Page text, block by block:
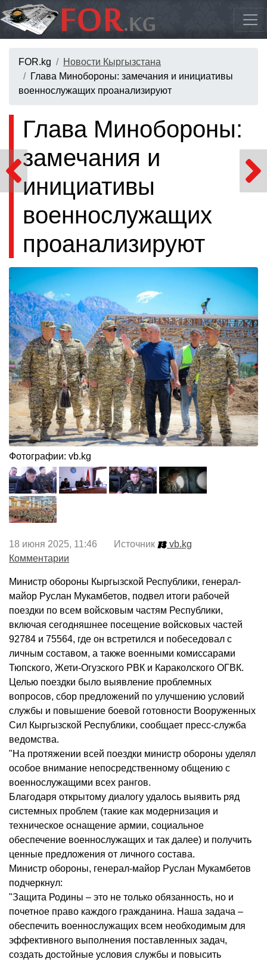
FOR.kg
Новости Кыргызстана
Глава Минобороны: замечания и инициативы
военнослужащих проанализируют
Глава Минобороны:
замечания и
инициативы
военнослужащих
проанализируют
Фотографии: vb.kg
18 июня 2025, 11:46 Источник
vb.kg
Комментарии
Министр обороны Кыргызской Республики, генерал-
майор Руслан Мукамбетов, подвел итоги рабочей
поездки по всем войсковым частям Республики,
включая сегодняшнее посещение войсковых частей
92784 и 75564, где он встретился и побеседовал с
личным составом, а также военными комиссарами
Тюпского, Жети-Огузского РВК и Караколского ОГВК.
Целью поездки было выявление проблемных
вопросов, сбор предложений по улучшению условий
службы и повышение боевой готовности Вооруженных
Сил Кыргызской Республики, сообщает пресс-служба
ведомства.
"На протяжении всей поездки министр обороны уделял
особое внимание непосредственному общению с
военнослужащими всех рангов.
Благодаря открытому диалогу удалось выявить ряд
системных проблем (такие как модернизация и
техническое оснащение армии, социальное
обеспечение военнослужащих и так далее) и получить
ценные предложения от личного состава.
Министр обороны, генерал-майор Руслан Мукамбетов
подчеркнул:
"Защита Родины – это не только обязанность, но и
почетное право каждого гражданина. Наша задача –
обеспечить военнослужащих всем необходимым для
эффективного выполнения поставленных задач,
создать достойные условия службы и повысить